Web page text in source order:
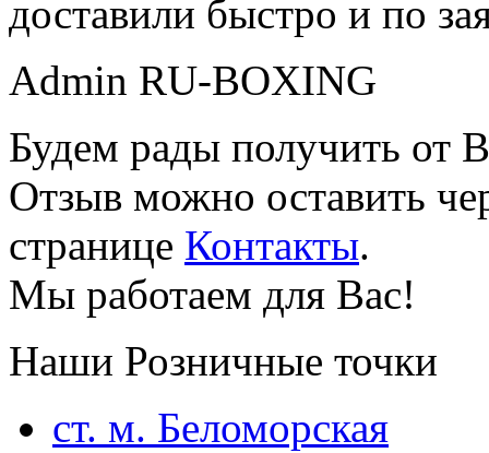
доставили быстро и по
Admin RU-BOXING
Будем рады получить от
Отзыв можно оставить
странице Контакты.
Мы работаем для Вас!
Наши Розничные точки
ст. м. Беломорская